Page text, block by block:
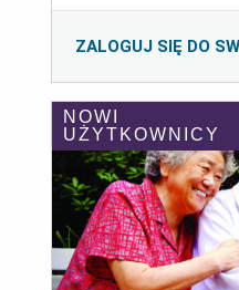
ZALOGUJ SIĘ DO
NOWI
UŻYTKOWNICY